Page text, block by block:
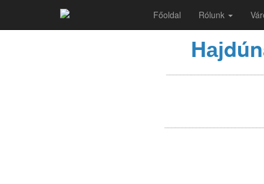
Főoldal Rólunk
Aranyszalma Alkotóház
Haj